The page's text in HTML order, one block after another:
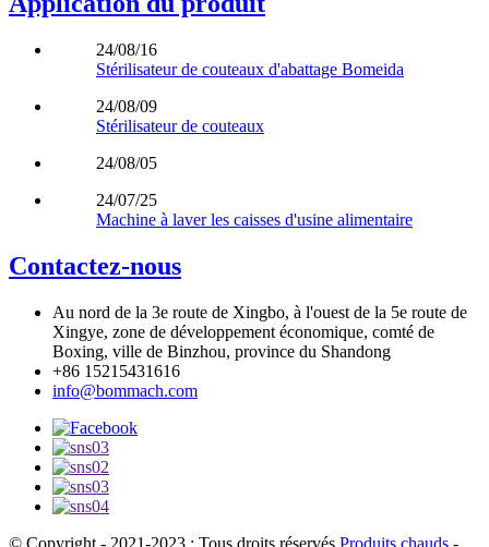
24/08/16
Stérilisateur de couteaux d'abattage Bomeida
24/08/09
Stérilisateur de couteaux
24/08/05
24/07/25
Machine à laver les caisses d'usine alimentaire
Contactez-nous
Au nord de la 3e route de Xingbo, à l'ouest de la 5e route de
Xingye, zone de développement économique, comté de
Boxing, ville de Binzhou, province du Shandong
+86 15215431616
info@bommach.com
© Copyright - 2021-2023 : Tous droits réservés.Produits chauds -